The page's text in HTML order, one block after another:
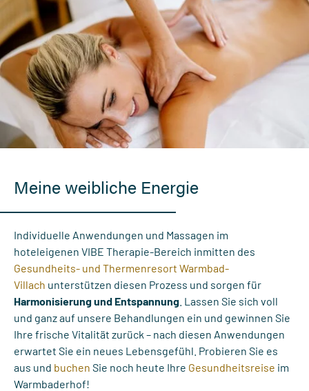
Meine weibliche Energie
Individuelle Anwendungen und Massagen im
hoteleigenen VIBE Therapie-Bereich inmitten des
Gesundheits- und Thermenresort Warmbad-
Villach unterstützen diesen Prozess und sorgen für
Harmonisierung und Entspannung . Lassen Sie sich voll
und ganz auf unsere Behandlungen ein und gewinnen Sie
Ihre frische Vitalität zurück – nach diesen Anwendungen
erwartet Sie ein neues Lebensgefühl. Probieren Sie es
aus und buchen Sie noch heute Ihre Gesundheitsreise im
Warmbaderhof!